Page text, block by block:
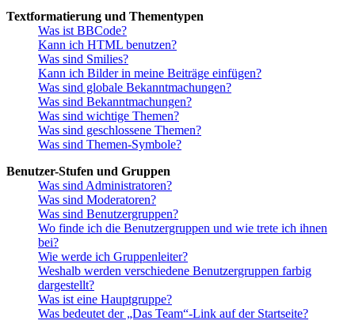
Textformatierung und Thementypen
Was ist BBCode?
Kann ich HTML benutzen?
Was sind Smilies?
Kann ich Bilder in meine Beiträge einfügen?
Was sind globale Bekanntmachungen?
Was sind Bekanntmachungen?
Was sind wichtige Themen?
Was sind geschlossene Themen?
Was sind Themen-Symbole?
Benutzer-Stufen und Gruppen
Was sind Administratoren?
Was sind Moderatoren?
Was sind Benutzergruppen?
Wo finde ich die Benutzergruppen und wie trete ich ihnen
bei?
Wie werde ich Gruppenleiter?
Weshalb werden verschiedene Benutzergruppen farbig
dargestellt?
Was ist eine Hauptgruppe?
Was bedeutet der „Das Team“-Link auf der Startseite?